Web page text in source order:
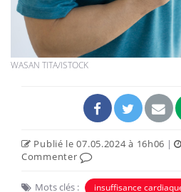
WASAN TITA/ISTOCK
Publié le 07.05.2024 à 16h06 |
Commenter
Mots clés : insuffisance